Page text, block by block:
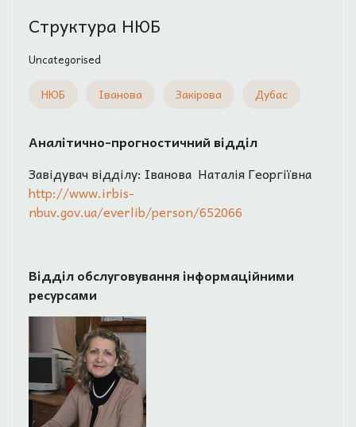
Структура НЮБ
Uncategorised
НЮБ Іванова Закірова Дубас
Аналітично-прогностичний відділ
Завідувач відділу: Іванова Наталія Георгіївна
http://www.irbis-
nbuv.gov.ua/everlib/person/652066
Відділ обслуговування інформаційними
ресурсами